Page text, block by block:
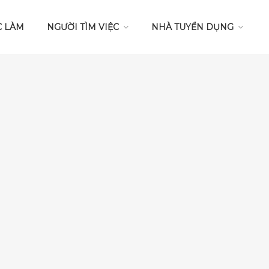
LÀM NGƯỜI TÌM VIỆC NHÀ TUYỂN DỤNG